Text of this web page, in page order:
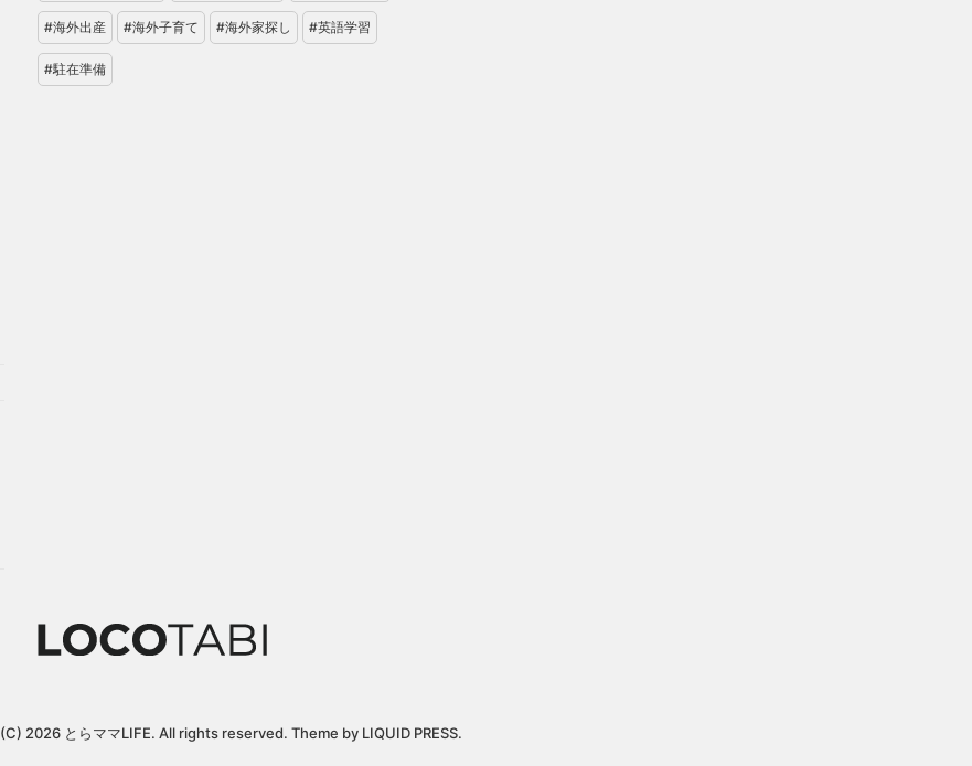
#海外出産 #海外子育て #海外家探し #英語学習
#駐在準備
(C) 2026 とらママLIFE. All rights reserved. Theme by LIQUID PRESS.